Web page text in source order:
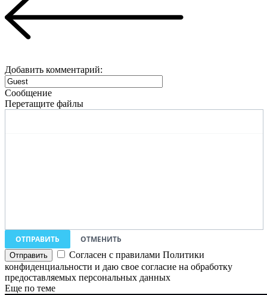
Добавить комментарий:
Сообщение
Перетащите файлы
ОТПРАВИТЬ
ОТМЕНИТЬ
Согласен с правилами Политики
конфиденциальности и даю свое согласие на обработку
предоставляемых персональных данных
Еще по теме